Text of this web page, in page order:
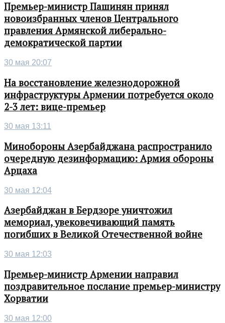
Премьер-министр Пашинян принял
новоизбранных членов Центрального
правления Армянской либерально-
демократической партии
30 мая 20:07
На восстановление железнодорожной
инфраструктуры Армении потребуется около
2-3 лет: вице-премьер
30 мая 13:11
Минобороны Азербайджана распространило
очередную дезинформацию: Армия обороны
Арцаха
30 мая 12:04
Азербайджан в Бердзоре уничтожил
мемориал, увековечивающий память
погибших в Великой Отечественной войне
30 мая 12:03
Премьер-министр Армении направил
поздравительное послание премьер-министру
Хорватии
30 мая 12:00